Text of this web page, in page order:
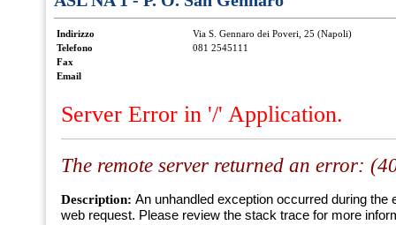
Indirizzo
Via S. Gennaro dei Poveri, 25 (Napoli)
Telefono
081 2545111
Fax
Email